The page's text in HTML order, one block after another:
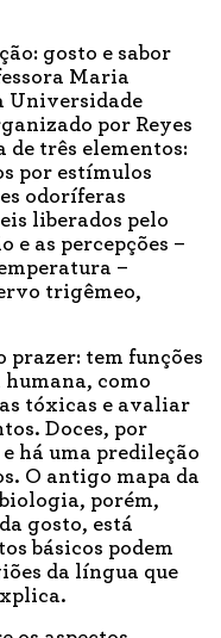
gosto e sabor
Maria
Universidade
por Reyes
de três elementos:
por estímulos
odoríferas
liberados pelo
e as percepções –
–
trigêmeo,
prazer: tem funções
como
tóxicas e avaliar
Doces, por
há uma predileção
O antigo mapa da
porém,
gosto, está
básicos podem
da língua que